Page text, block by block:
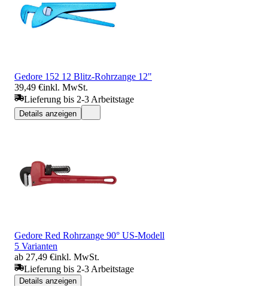
Gedore 152 12 Blitz-Rohrzange 12"
39,49 €inkl. MwSt.
Lieferung bis 2-3 Arbeitstage
Details anzeigen
Gedore Red Rohrzange 90° US-Modell
5 Varianten
ab 27,49 €inkl. MwSt.
Lieferung bis 2-3 Arbeitstage
Details anzeigen